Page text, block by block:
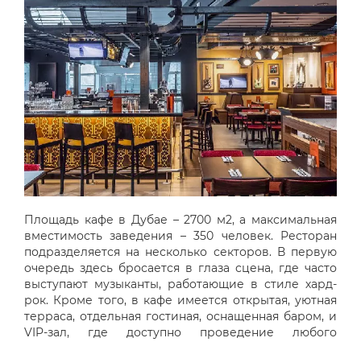
Площадь кафе в Дубае – 2700 м2, а максимальная
вместимость заведения – 350 человек. Ресторан
подразделяется на несколько секторов. В первую
очередь здесь бросается в глаза сцена, где часто
выступают музыканты, работающие в стиле хард-
рок. Кроме того, в кафе имеется открытая, уютная
терраса, отдельная гостиная, оснащенная баром, и
VIP-зал, где доступно проведение любого